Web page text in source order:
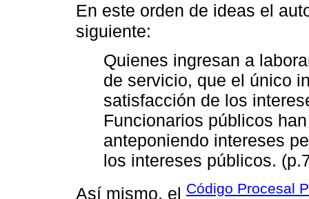
En este orden de ideas el
siguiente:
Quienes ingresan a
de servicio, que el único
satisfacción de los
Funcionarios públicos
anteponiendo intereses
los intereses públicos.
Así mismo, el Código Procesal